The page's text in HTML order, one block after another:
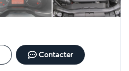
Contacter